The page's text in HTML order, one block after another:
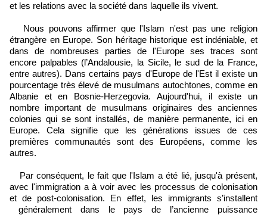
et les relations avec la société dans laquelle ils vivent.
Nous pouvons affirmer que l'Islam n'est pas une religion
étrangère en Europe. Son héritage historique est indéniable, et
dans de nombreuses parties de l'Europe ses traces sont
encore palpables (l’Andalousie, la Sicile, le sud de la France,
entre autres). Dans certains pays d'Europe de l'Est il existe un
pourcentage très élevé de musulmans autochtones, comme en
Albanie et en Bosnie-Herzegovia. Aujourd'hui, il existe un
nombre important de musulmans originaires des anciennes
colonies qui se sont installés, de manière permanente, ici en
Europe. Cela signifie que les générations issues de ces
premières communautés sont des Européens, comme les
autres.
Par conséquent, le fait que l'Islam a été lié, jusqu'à présent,
avec l'immigration a à voir avec les processus de colonisation
et de post-colonisation. En effet, les immigrants s’installent
généralement dans le pays de l’ancienne puissance